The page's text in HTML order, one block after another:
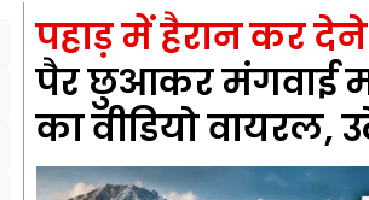
पहाड़ में हैरान कर देने
पैर छुआकर मंगवाई
का वीडियो वायरल,